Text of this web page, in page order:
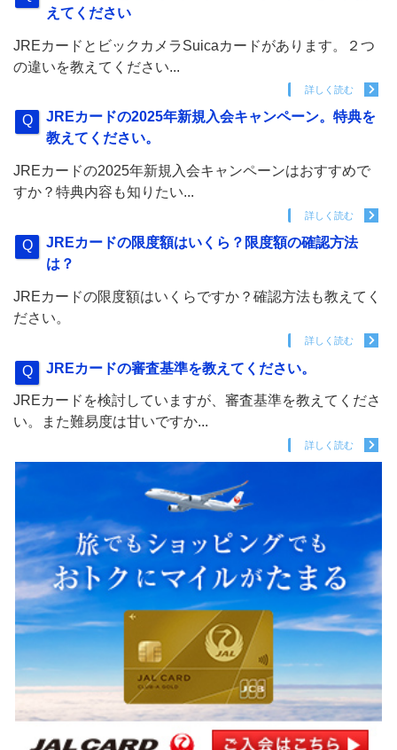
えてください
JREカードとビックカメラSuicaカードがあります。２つ
の違いを教えてください...
詳しく読む
JREカードの2025年新規入会キャンペーン。特典を
教えてください。
JREカードの2025年新規入会キャンペーンはおすすめで
すか？特典内容も知りたい...
詳しく読む
JREカードの限度額はいくら？限度額の確認方法
は？
JREカードの限度額はいくらですか？確認方法も教えてく
ださい。
詳しく読む
JREカードの審査基準を教えてください。
JREカードを検討していますが、審査基準を教えてくださ
い。また難易度は甘いですか...
詳しく読む